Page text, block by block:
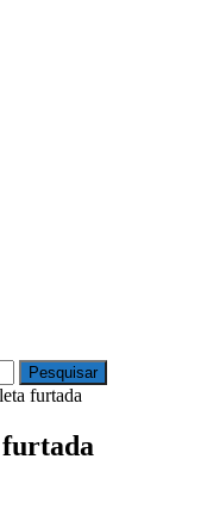
furtada